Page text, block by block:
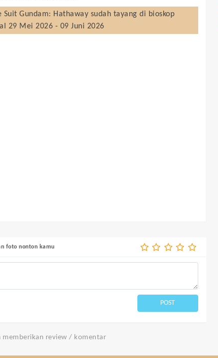
Suit Gundam: Hathaway sudah tayang di bioskop
29 Mei 2026 - 09 Juni 2026
foto nonton kamu
POST
memberikan review / komentar